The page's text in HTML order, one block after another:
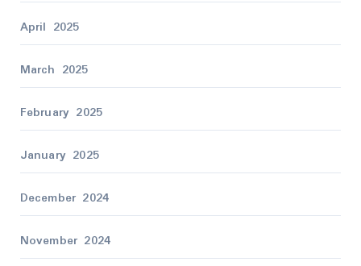
April 2025
March 2025
February 2025
January 2025
December 2024
November 2024